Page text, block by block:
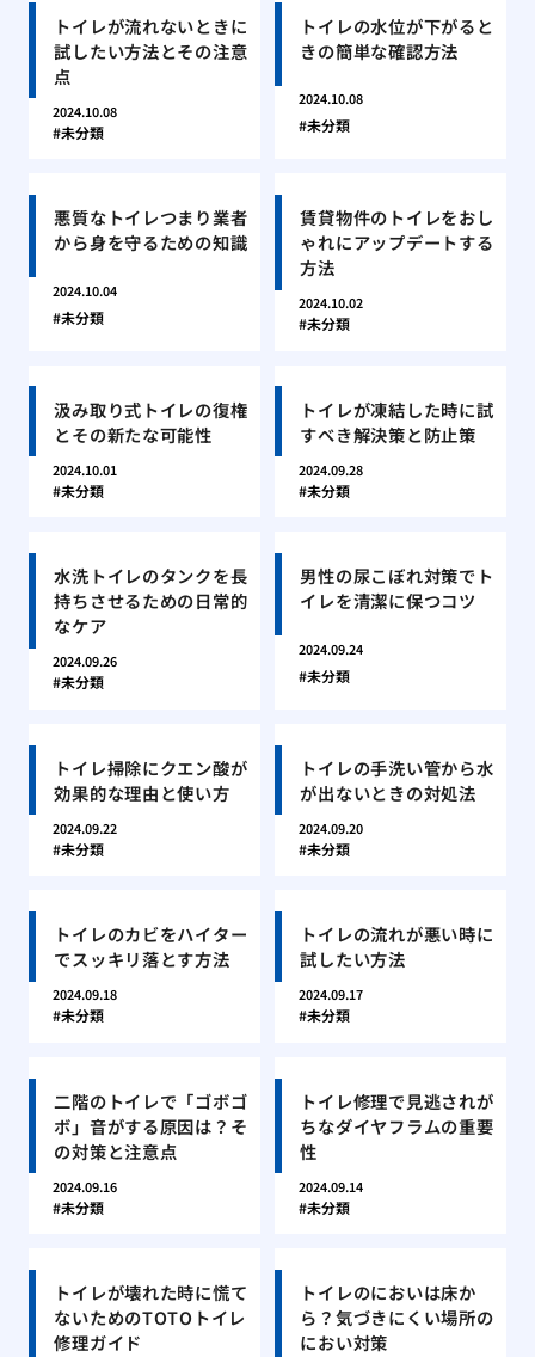
トイレが流れないときに
試したい方法とその注意
点
2024.10.08
未分類
トイレの水位が下がると
きの簡単な確認方法
2024.10.08
未分類
悪質なトイレつまり業者
から身を守るための知識
2024.10.04
未分類
賃貸物件のトイレをおし
ゃれにアップデートする
方法
2024.10.02
未分類
汲み取り式トイレの復権
とその新たな可能性
2024.10.01
未分類
トイレが凍結した時に試
すべき解決策と防止策
2024.09.28
未分類
水洗トイレのタンクを長
持ちさせるための日常的
なケア
2024.09.26
未分類
男性の尿こぼれ対策でト
イレを清潔に保つコツ
2024.09.24
未分類
トイレ掃除にクエン酸が
効果的な理由と使い方
2024.09.22
未分類
トイレの手洗い管から水
が出ないときの対処法
2024.09.20
未分類
トイレのカビをハイター
でスッキリ落とす方法
2024.09.18
未分類
トイレの流れが悪い時に
試したい方法
2024.09.17
未分類
二階のトイレで「ゴボゴ
ボ」音がする原因は？そ
の対策と注意点
2024.09.16
未分類
トイレ修理で見逃されが
ちなダイヤフラムの重要
性
2024.09.14
未分類
トイレが壊れた時に慌て
ないためのTOTOトイレ
修理ガイド
トイレのにおいは床か
ら？気づきにくい場所の
におい対策